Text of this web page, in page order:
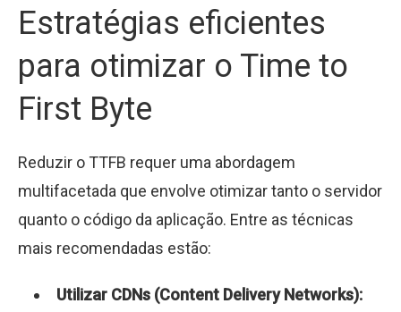
Estratégias eficientes
para otimizar o Time to
First Byte
Reduzir o TTFB requer uma abordagem
multifacetada que envolve otimizar tanto o servidor
quanto o código da aplicação. Entre as técnicas
mais recomendadas estão:
Utilizar CDNs (Content Delivery Networks):